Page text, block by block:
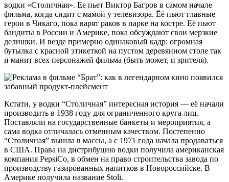
водки «Столичная». Ее пьет Виктор Багров в самом начале
фильма, когда сидит с мамой у телевизора. Ёё пьют главные
герои в Чикаго, пока варят раков в парке на костре. Её пьют
бандиты в России и Америке, пока обсуждают свои мерзкие
делишки. И везде примерно одинаковый кадр: огромная
бутылка с красной этикеткой на пустом деревянном столе так
и манит всех персонажей фильма (быть может, и зрителя).
Кстати, у водки “Столичная” интересная история — её начали
производить в 1938 году для ограниченного круга лиц.
Поставляли на государственные банкеты и мероприятия, а
сама водка отличалась отменным качеством. Постепенно
“Столичная” вышла в массы, а с 1971 года начала продаваться
в США. Права на дистрибуцию водки получила американская
компания PepsiCo, в обмен на право строительства завода по
производству газированных напитков в Новороссийске. В
Америке получила название Stoli.